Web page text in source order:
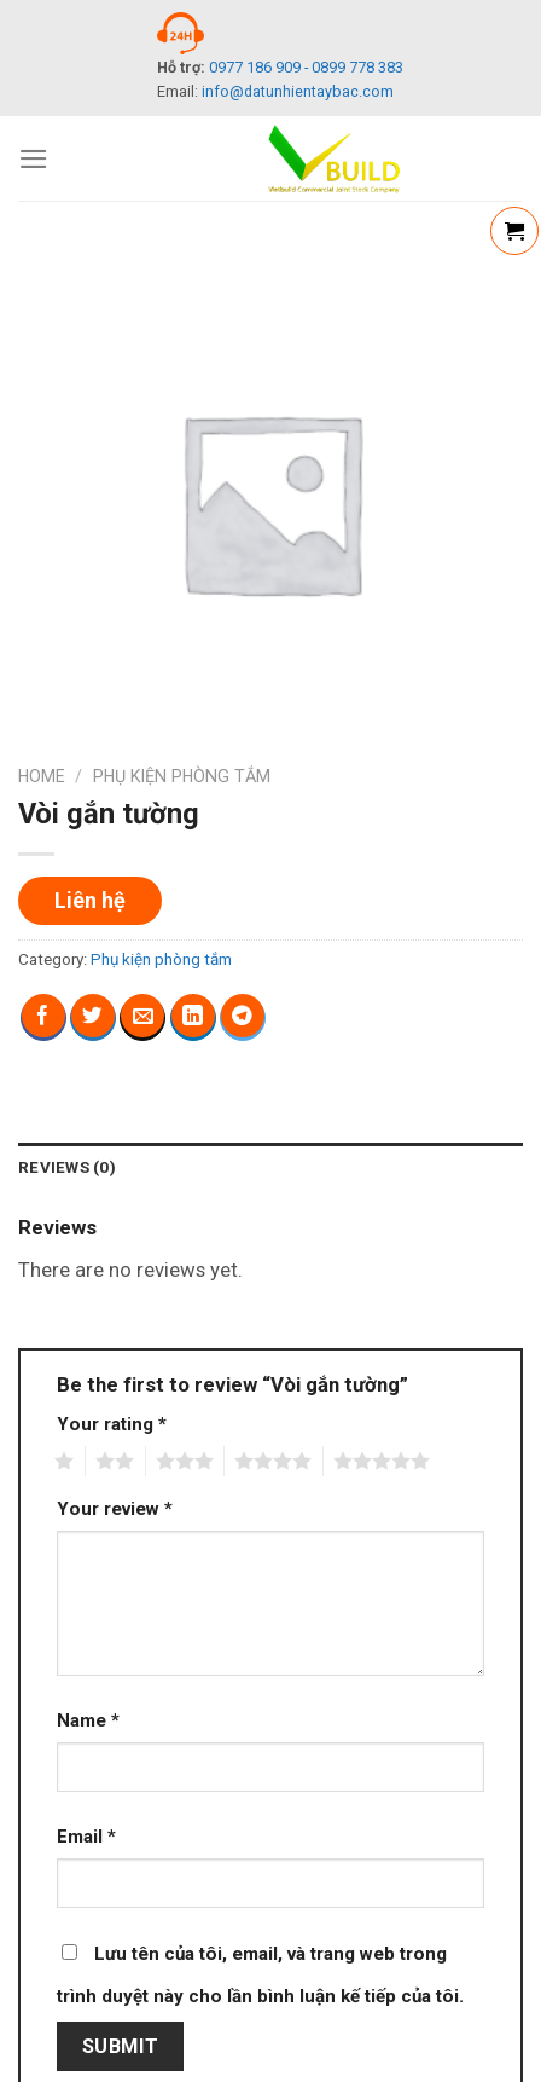
Hỗ trợ: 0977 186 909 - 0899 778 383
Email: info@datunhientaybac.com
HOME / PHỤ KIỆN PHÒNG TẮM
Vòi gắn tường
Liên hệ
Category: Phụ kiện phòng tắm
REVIEWS (0)
Reviews
There are no reviews yet.
Be the first to review “Vòi gắn tường”
Your rating *
Your review *
Name *
Email *
Lưu tên của tôi, email, và trang web trong
trình duyệt này cho lần bình luận kế tiếp của tôi.